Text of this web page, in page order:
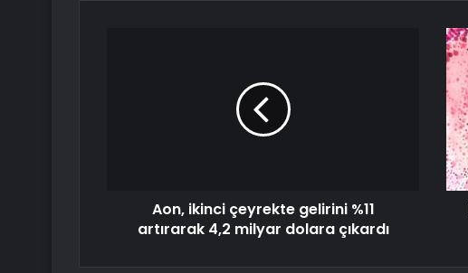
Aon, ikinci çeyrekte gelirini %11
artırarak 4,2 milyar dolara çıkardı